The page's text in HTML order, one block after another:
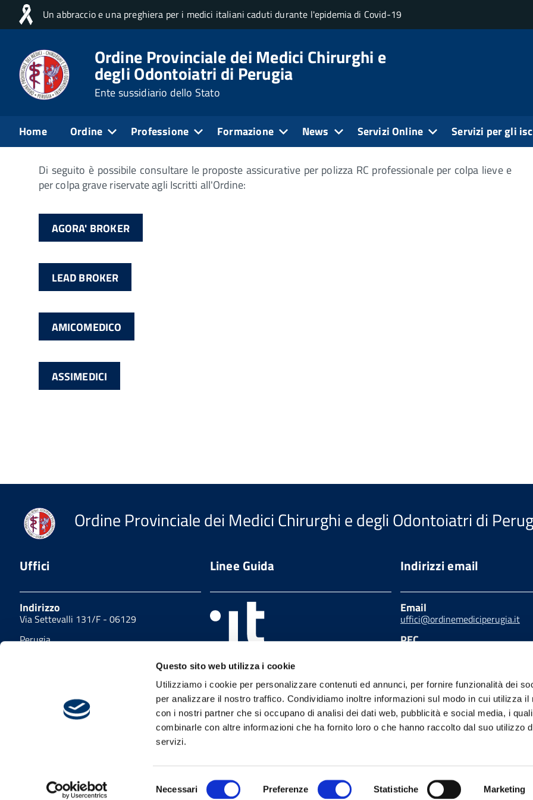
Questo sito web utilizza i cookie
Utilizziamo i cookie per personalizzare contenuti ed annunci, per fornire funzionalità dei
per analizzare il nostro traffico. Condividiamo inoltre informazioni sul modo in cui utilizza il
con i nostri partner che si occupano di analisi dei dati web, pubblicità e social media, i
combinarle con altre informazioni che ha fornito loro o che hanno raccolto dal suo utilizzo
servizi.
del
Necessari Preferenze Statistiche Marketing
Un abbraccio e una preghiera per i medici italiani caduti durante l'epidemia di Covid-19
Ordine Provinciale dei Medici Chirurghi e
degli Odontoiatri di Perugia
Ente sussidiario dello Stato
Home Ordine Professione Formazione News Servizi Online Servizi per gli
Home Servizi per gli iscritti Assicurazioni
Pubblicato: 22 Marzo 2021
Assicurazioni
Di seguito è possibile consultare le proposte assicurative per polizza RC professionale per colpa lieve e
per colpa grave riservate agli Iscritti all'Ordine:
AGORA' BROKER
LEAD BROKER
AMICOMEDICO
ASSIMEDICI
Ordine Provinciale dei Medici Chirurghi e degli Odontoiatri di
Uffici
Indirizzo
Via Settevalli 131/F - 06129
Perugia
(+39) 075.5153012
Linee Guida
guida di sviluppo per i servizi web
delle PA pubblicate da AGID in
collaborazione con il TEAM PER LA
TRASFORMAZIONE DIGITALE.
Indirizzi email
Email
uffici@ordinemediciperugia.it
PEC
Link utili Amministrazione trasparente Feedback accessibilità